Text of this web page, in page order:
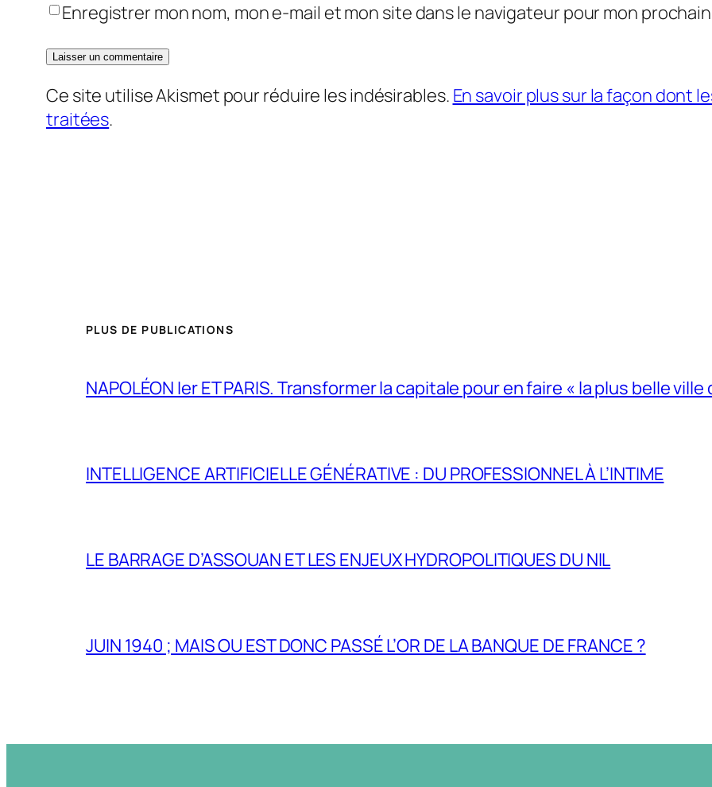
Enregistrer mon nom, mon e-mail et mon site dans le navigateur pour mon
Ce site utilise Akismet pour réduire les indésirables. En savoir plus sur la façon dont
traitées.
PLUS DE PUBLICATIONS
NAPOLÉON Ier ET PARIS. Transformer la capitale pour en faire « la plus belle
INTELLIGENCE ARTIFICIELLE GÉNÉRATIVE : DU PROFESSIONNEL À L’INTIME
LE BARRAGE D’ASSOUAN ET LES ENJEUX HYDROPOLITIQUES DU NIL
JUIN 1940 ; MAIS OU EST DONC PASSÉ L’OR DE LA BANQUE DE FRANCE ?